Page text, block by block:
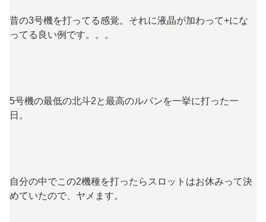
昔の3号機を打ってる感覚。それに液晶が加わって+にな
ってる良い例です。。。
5号機の最低の北斗2と最高のルパンを一挙に打った一
日。
自分の中でこの2機種を打ったらスロットはお休みって決
めていたので、ヤメます。